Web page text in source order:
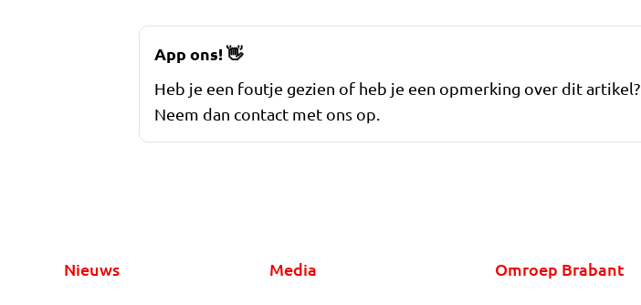
App ons!👋
Heb je een foutje gezien of heb je een opmerking over dit artikel?
Neem dan contact met ons op.
Nieuws Media Omroep Brabant